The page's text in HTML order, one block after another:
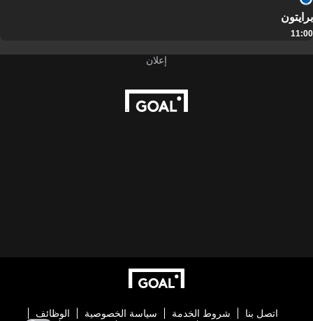
برايتون
11:00
اتصل بنا شروط الخدمة سياسة الخصوصية
الوظائف